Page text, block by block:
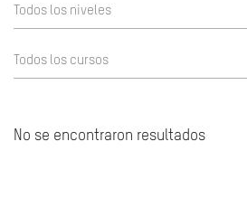
Todos los niveles
Todos los cursos
No se encontraron resultados